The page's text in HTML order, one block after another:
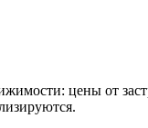
цены от